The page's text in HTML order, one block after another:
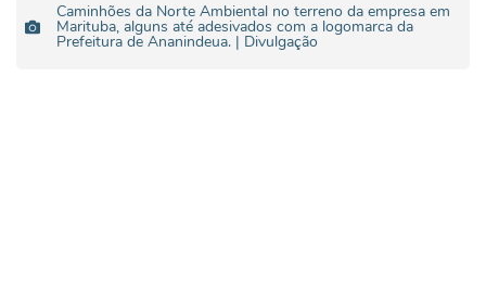
Caminhões da Norte Ambiental no terreno da empresa em
Marituba, alguns até adesivados com a logomarca da
Prefeitura de Ananindeua. | Divulgação